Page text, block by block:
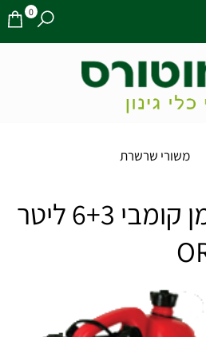
0
משורי שרשרת
מיכל דלק/שמן קומבי 6+3 ליטר